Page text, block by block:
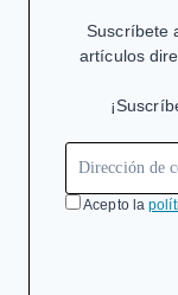
Suscríbete
artículos
Acepto la